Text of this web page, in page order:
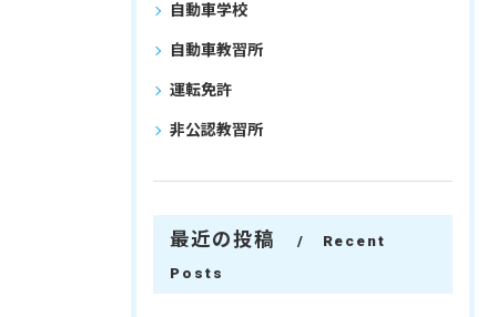
自動車学校
自動車教習所
運転免許
非公認教習所
最近の投稿
Recent
Posts